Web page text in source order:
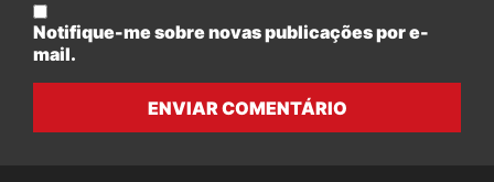
Notifique-me sobre novas publicações por e-
mail.
ENVIAR COMENTÁRIO